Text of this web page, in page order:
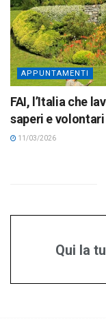
APPUNTAMENTI
FAI, l’Italia che
saperi e
11/03/2026
Qui la